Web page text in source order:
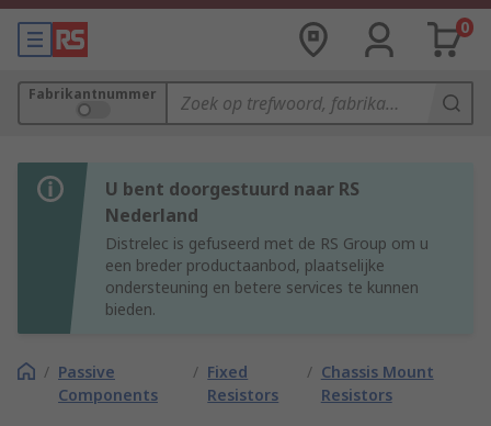
0
Fabrikantnummer
U bent doorgestuurd naar RS
Nederland
Distrelec is gefuseerd met de RS Group om u
een breder productaanbod, plaatselijke
ondersteuning en betere services te kunnen
bieden.
/ Passive
Components
/ Fixed
Resistors
/ Chassis Mount
Resistors